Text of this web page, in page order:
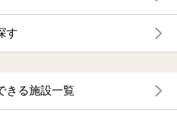
す
きる施設一覧